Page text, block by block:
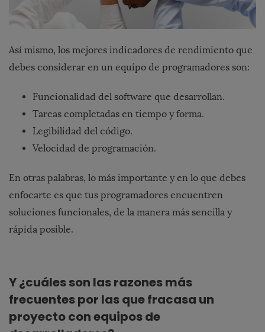
Así mismo, los mejores indicadores de rendimiento que
debes considerar en un equipo de programadores son:
Funcionalidad del software que desarrollan.
Tareas completadas en tiempo y forma.
Legibilidad del código.
Velocidad de programación.
En otras palabras, lo más importante y en lo que debes
enfocarte es que tus programadores encuentren
soluciones funcionales, de la manera más sencilla y
rápida posible.
Y ¿cuáles son las razones más
frecuentes por las que fracasa un
proyecto con equipos de